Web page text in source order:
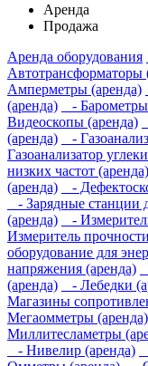
Аренда
Продажа
Аренда оборудования
Автотрансформаторы
Амперметры (аренда)
(аренда)
-
Видеоскопы (аренда)
(аренда)
-
Газоанализатор
низких частот (аренда)
(аренда)
-
- Зарядные станции
(аренда)
-
Измеритель
оборудование для
напряжения (аренда)
(аренда)
- Лебедки
Магазины
Мегаомметры (аренда)
Миллитесламетры
- Нивелир (аренда)